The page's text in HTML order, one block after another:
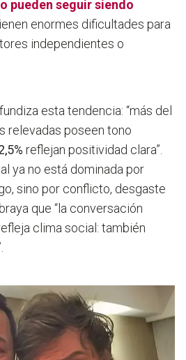
pueden seguir siendo
enormes dificultades para
independientes o
esta tendencia: “más del
relevadas poseen tono
reflejan positividad clara”.
ya no está dominada por
sino por conflicto, desgaste
que “la conversación
clima social: también